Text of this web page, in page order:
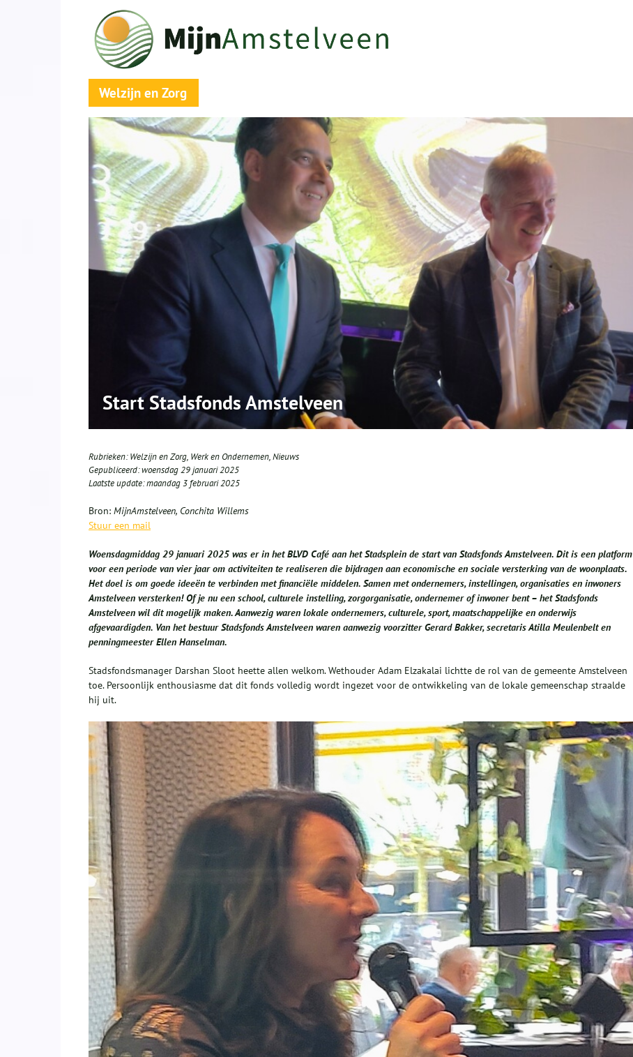
Welzijn en Zorg
Start Stadsfonds Amstelveen
Rubrieken:Welzijn en Zorg, Werk en Ondernemen,Nieuws
Gepubliceerd:woensdag 29 januari 2025
Laatste update:maandag 3 februari 2025
Bron: MijnAmstelveen, Conchita Willems
Stuur een mail
Woensdagmiddag 29 januari 2025 was er in het BLVD Café aan het Stadsplein de start van Stadsfonds Amstelveen. Dit is een platform
voor een periode van vier jaar om activiteiten te realiseren die bijdragen aan economische en sociale versterking van de woonplaats.
Het doel is om goede ideeën te verbinden met financiële middelen. Samen met ondernemers, instellingen, organisaties en inwoners
Amstelveen versterken! Of je nu een school, culturele instelling, zorgorganisatie, ondernemer of inwoner bent – het Stadsfonds
Amstelveen wil dit mogelijk maken. Aanwezig waren lokale ondernemers, culturele, sport, maatschappelijke en onderwijs
afgevaardigden. Van het bestuur Stadsfonds Amstelveen waren aanwezig voorzitter Gerard Bakker, secretaris Atilla Meulenbelt en
penningmeester Ellen Hanselman.
Stadsfondsmanager Darshan Sloot heette allen welkom. Wethouder Adam Elzakalai lichtte de rol van de gemeente Amstelveen
toe. Persoonlijk enthousiasme dat dit fonds volledig wordt ingezet voor de ontwikkeling van de lokale gemeenschap straalde
hij uit.